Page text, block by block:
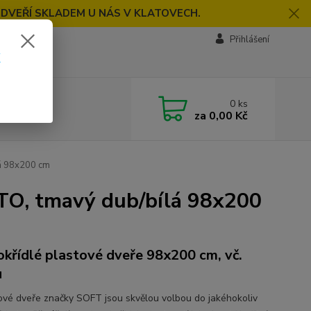
SKLADEM U NÁS V KLATOVECH.
Přihlášení
0 ks
za 0,00 Kč
98x200 cm
tmavý dub/bílá 98x200
plastové dveře 98x200 cm, vč.
dveře značky SOFT jsou skvělou volbou do jakéhokoliv